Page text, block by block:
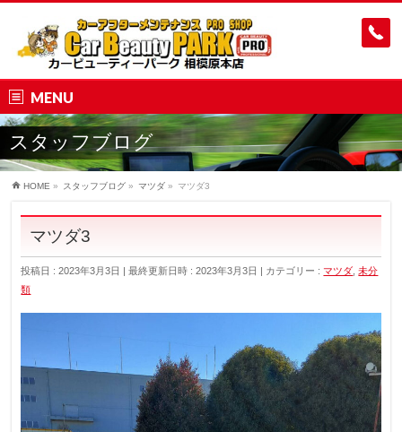
MENU
スタッフブログ
HOME » スタッフブログ » マツダ » マツダ3
マツダ3
投稿日 : 2023年3月3日 最終更新日時 : 2023年3月3日 カテゴリー :マツダ ,未分
類